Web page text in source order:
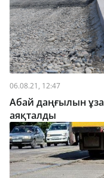
06.08.21, 12:47
Абай даңғылын
аяқталды